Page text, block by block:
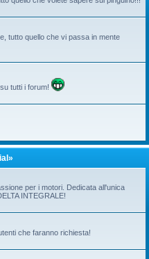
tutto quello che vi passa in mente
tutti i forum!
per i motori. Dedicata all'unica
INTEGRALE!
che faranno richiesta!